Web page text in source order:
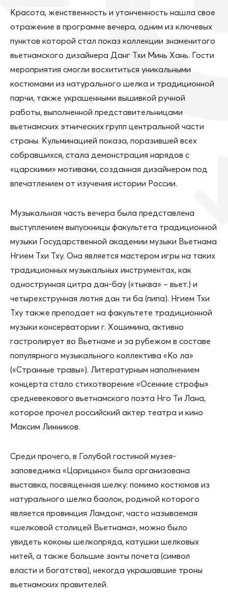
Красота, женственность и утонченность нашла свое
отражение в программе вечера, одним из ключевых
пунктов которой стал показ коллекции знаменитого
вьетнамского дизайнера Данг Тхи Минь Хань. Гости
мероприятия смогли восхититься уникальными
костюмами из натурального шелка и традиционной
парчи, также украшенными вышивкой ручной
работы, выполненной представительницами
вьетнамских этнических групп центральной части
страны. Кульминацией показа, поразившей всех
собравшихся, стала демонстрация нарядов с
«царскими» мотивами, созданная дизайнером под
впечатлением от изучения истории России.
Музыкальная часть вечера была представлена
выступлением выпускницы факультета традиционной
музыки Государственной академии музыки Вьетнама
Нгием Тхи Тху. Она является мастером игры на таких
традиционных музыкальных инструментах, как
однострунная цитра дан-бау («тыква» – вьет.) и
четырехструнная лютня дан ти ба (пипа). Нгием Тхи
Тху также преподает на факультете традиционной
музыки консерватории г. Хошимина, активно
гастролирует во Вьетнаме и за рубежом в составе
популярного музыкального коллектива «Ко ла»
(«Странные травы»). Литературным наполнением
концерта стало стихотворение «Осенние строфы»
средневекового вьетнамского поэта Нго Ти Лана,
которое прочел российский актер театра и кино
Максим Линников.
Среди прочего, в Голубой гостиной музея-
заповедника «Царицыно» была организована
выставка, посвященная шелку: помимо костюмов из
натурального шелка баолок, родиной которого
является провинция Ламдонг, часто называемая
«шелковой столицей Вьетнама», можно было
увидеть коконы шелкопряда, катушки шелковых
нитей, а также большие зонты почета (символ
власти и богатства), некогда украшавшие троны
вьетнамских правителей.